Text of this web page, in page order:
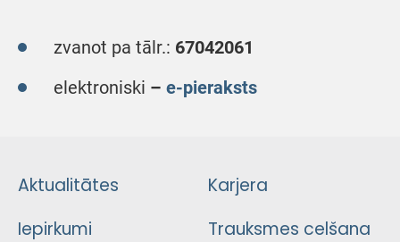
zvanot pa tālr.: 67042061
elektroniski – e-pieraksts
Aktualitātes
Iepirkumi
Karjera
Trauksmes celšana